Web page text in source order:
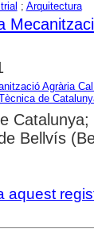
; Arquitectura
Agrària
de
Bellvís
aquest